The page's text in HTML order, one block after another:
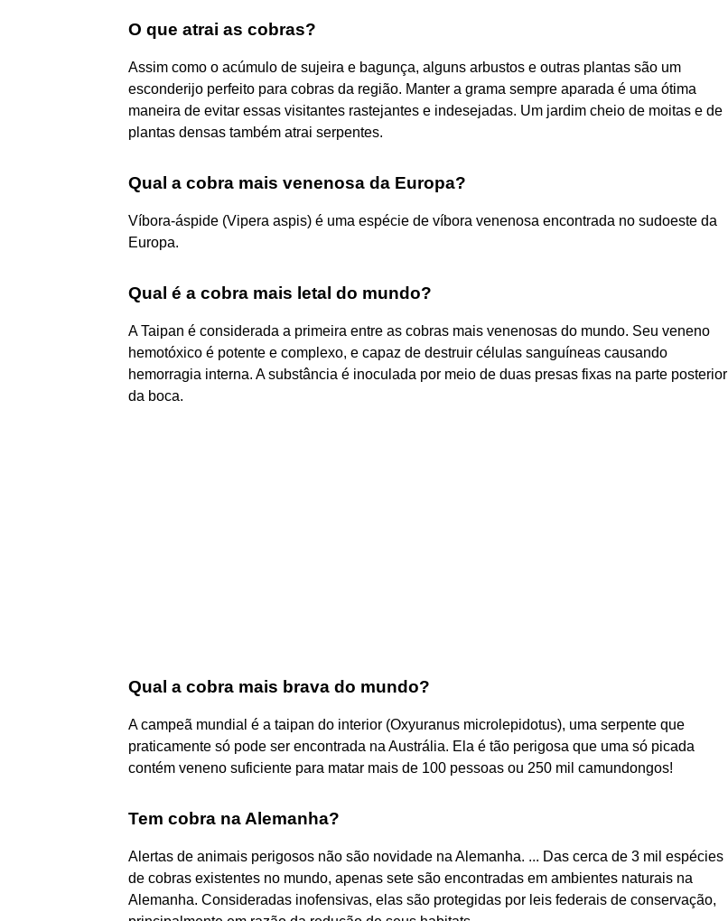
O que atrai as cobras?
Assim como o acúmulo de sujeira e bagunça, alguns arbustos e outras plantas são um
esconderijo perfeito para cobras da região. Manter a grama sempre aparada é uma ótima
maneira de evitar essas visitantes rastejantes e indesejadas. Um jardim cheio de moitas e de
plantas densas também atrai serpentes.
Qual a cobra mais venenosa da Europa?
Víbora-áspide (Vipera aspis) é uma espécie de víbora venenosa encontrada no sudoeste da
Europa.
Qual é a cobra mais letal do mundo?
A Taipan é considerada a primeira entre as cobras mais venenosas do mundo. Seu veneno
hemotóxico é potente e complexo, e capaz de destruir células sanguíneas causando
hemorragia interna. A substância é inoculada por meio de duas presas fixas na parte posterior
da boca.
Qual a cobra mais brava do mundo?
A campeã mundial é a taipan do interior (Oxyuranus microlepidotus), uma serpente que
praticamente só pode ser encontrada na Austrália. Ela é tão perigosa que uma só picada
contém veneno suficiente para matar mais de 100 pessoas ou 250 mil camundongos!
Tem cobra na Alemanha?
Alertas de animais perigosos não são novidade na Alemanha. ... Das cerca de 3 mil espécies
de cobras existentes no mundo, apenas sete são encontradas em ambientes naturais na
Alemanha. Consideradas inofensivas, elas são protegidas por leis federais de conservação,